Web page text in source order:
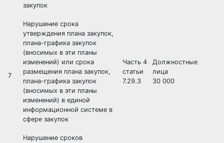
закупок
7
Нарушение срока
утверждения плана закупок,
плана-графика закупок
(вносимых в эти планы
изменений) или срока
размещения плана закупок,
плана-графика закупок
(вносимых в эти планы
изменений) в единой
информационной системе в
сфере закупок
Часть 4
статьи
7.29.3
Должностные
лица
30 000
Нарушение сроков